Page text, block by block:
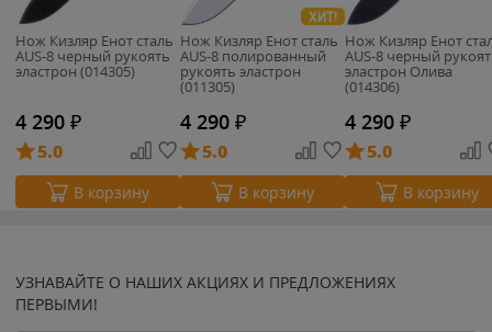
Нож Кизляр Енот сталь
AUS-8 черный рукоять
эластрон (014305)
4 290 ₽
5.0
В корзину
ХИТ!
Нож Кизляр Енот сталь
AUS-8 полированный
рукоять эластрон
(011305)
4 290 ₽
5.0
В корзину
Нож Кизляр Енот
AUS-8 черный
эластрон Олива
(014306)
4 290 ₽
5.0
В корзину
УЗНАВАЙТЕ О НАШИХ АКЦИЯХ И ПРЕДЛОЖЕНИЯХ
ПЕРВЫМИ!